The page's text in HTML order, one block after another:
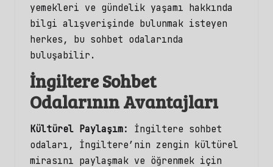
yemekleri ve gündelik yaşamı hakkında
bilgi alışverişinde bulunmak isteyen
herkes, bu sohbet odalarında
buluşabilir.
İngiltere Sohbet
Odalarının Avantajları
Kültürel Paylaşım:
İngiltere sohbet
odaları, İngiltere’nin zengin kültürel
mirasını paylaşmak ve öğrenmek için